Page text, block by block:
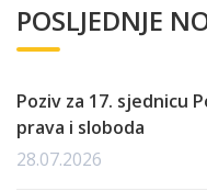
POSLJEDNJE
Poziv za 17. sjednicu
prava i sloboda
28.07.2026